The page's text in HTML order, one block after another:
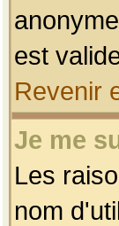
est
Revenir
Je me
Les
nom